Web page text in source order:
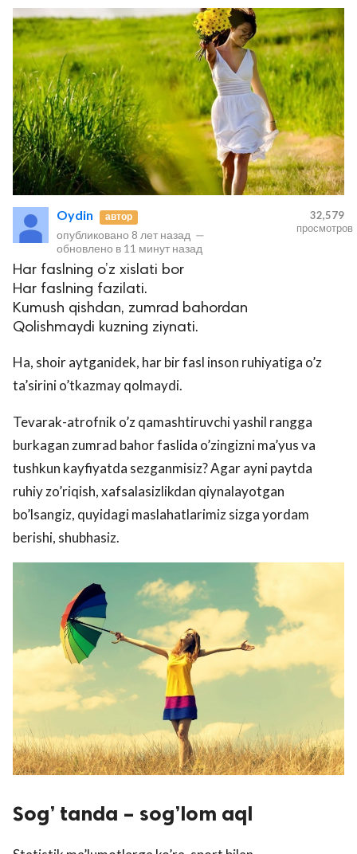
Oydin автор
опубликовано 8 лет назад —
обновлено в 11 минут назад
32,579
просмотров
Har faslning o’z xislati bor
Har faslning fazilati.
Kumush qishdan, zumrad bahordan
Qolishmaydi kuzning ziynati.
Ha, shoir aytganidek, har bir fasl inson ruhiyatiga o’z
ta’sirini o’tkazmay qolmaydi.
Tevarak-atrofnik o’z qamashtiruvchi yashil rangga
burkagan zumrad bahor faslida o’zingizni ma’yus va
tushkun kayfiyatda sezganmisiz? Agar ayni paytda
ruhiy zo’riqish, xafsalasizlikdan qiynalayotgan
bo’lsangiz, quyidagi maslahatlarimiz sizga yordam
berishi, shubhasiz.
Sog’ tanda – sog’lom aql